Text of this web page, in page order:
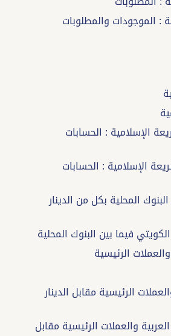
: الموجودات والمطلوبات
الإسلامية : الحسابات
الإسلامية : الحسابات
المحلية بكل من الدينار
الرئيسية مقابل الدينار
والعملات الرئيسية مقابل